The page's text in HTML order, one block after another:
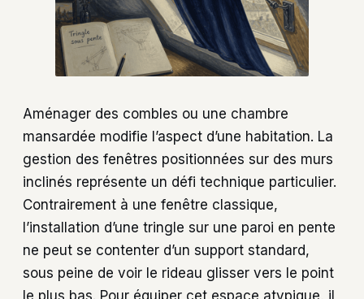
Aménager des combles ou une chambre
mansardée modifie l’aspect d’une habitation. La
gestion des fenêtres positionnées sur des murs
inclinés représente un défi technique particulier.
Contrairement à une fenêtre classique,
l’installation d’une tringle sur une paroi en pente
ne peut se contenter d’un support standard,
sous peine de voir le rideau glisser vers le point
le plus bas. Pour équiper cet espace atypique, il